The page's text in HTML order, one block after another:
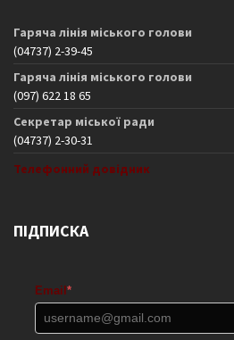
Гаряча лінія міського голови
(04737) 2-39-45
Гаряча лінія міського голови
(097) 622 18 65
Секретар міської ради
(04737) 2-30-31
Телефонний довідник
ПІДПИСКА
Email *